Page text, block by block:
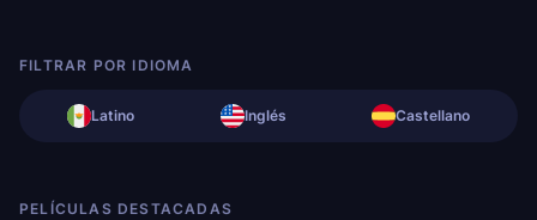
FILTRAR POR IDIOMA
Latino Inglés Castellano
PELÍCULAS DESTACADAS